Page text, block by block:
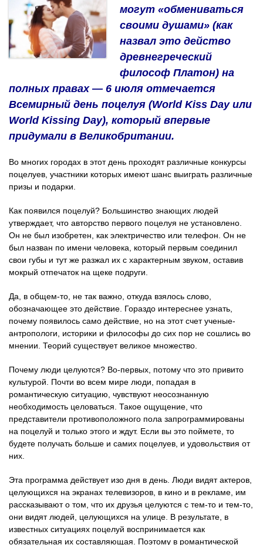
могут «обмениваться
своими душами» (как
назвал это действо
древнегреческий
философ Платон) на
полных правах — 6 июля отмечается
Всемирный день поцелуя (World Kiss Day или
World Kissing Day), который впервые
придумали в Великобритании.
Во многих городах в этот день проходят различные конкурсы
поцелуев, участники которых имеют шанс выиграть различные
призы и подарки.
Как появился поцелуй? Большинство знающих людей
утверждает, что авторство первого поцелуя не установлено.
Он не был изобретен, как электричество или телефон. Он не
был назван по имени человека, который первым соединил
свои губы и тут же разжал их с характерным звуком, оставив
мокрый отпечаток на щеке подруги.
Да, в общем-то, не так важно, откуда взялось слово,
обозначающее это действие. Гораздо интереснее узнать,
почему появилось само действие, но на этот счет ученые-
антропологи, историки и философы до сих пор не сошлись во
мнении. Теорий существует великое множество.
Почему люди целуются? Во-первых, потому что это привито
культурой. Почти во всем мире люди, попадая в
романтическую ситуацию, чувствуют неосознанную
необходимость целоваться. Такое ощущение, что
представители противоположного пола запрограммированы
на поцелуй и только этого и ждут. Если вы это поймете, то
будете получать больше и самих поцелуев, и удовольствия от
них.
Эта программа действует изо дня в день. Люди видят актеров,
целующихся на экранах телевизоров, в кино и в рекламе, им
рассказывают о том, что их друзья целуются с тем-то и тем-то,
они видят людей, целующихся на улице. В результате, в
известных ситуациях поцелуй воспринимается как
обязательная их составляющая. Поэтому в романтической